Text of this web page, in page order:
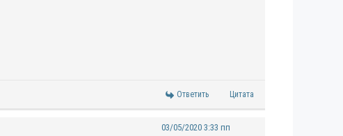
Ответить Цитата
03/05/2020 3:33 пп